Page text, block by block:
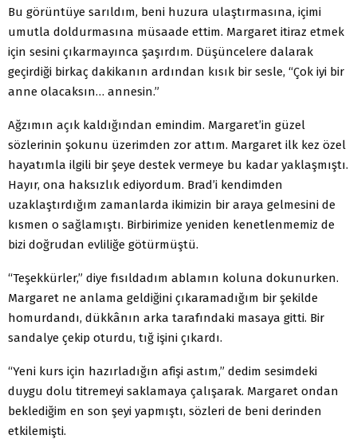
Bu görüntüye sarıldım, beni huzura ulaştırmasına, içimi
umutla doldurmasına müsaade ettim. Margaret itiraz etmek
için sesini çıkarmayınca şaşırdım. Düşüncelere dalarak
geçirdiği birkaç dakikanın ardından kısık bir sesle, “Çok iyi bir
anne olacaksın… annesin.”
Ağzımın açık kaldığından emindim. Margaret’in güzel
sözlerinin şokunu üzerimden zor attım. Margaret ilk kez özel
hayatımla ilgili bir şeye destek vermeye bu kadar yaklaşmıştı.
Hayır, ona haksızlık ediyordum. Brad’i kendimden
uzaklaştırdığım zamanlarda ikimizin bir araya gelmesini de
kısmen o sağlamıştı. Birbirimize yeniden kenetlenmemiz de
bizi doğrudan evliliğe götürmüştü.
“Teşekkürler,” diye fısıldadım ablamın koluna dokunurken.
Margaret ne anlama geldiğini çıkaramadığım bir şekilde
homurdandı, dükkânın arka tarafındaki masaya gitti. Bir
sandalye çekip oturdu, tığ işini çıkardı.
“Yeni kurs için hazırladığın afişi astım,” dedim sesimdeki
duygu dolu titremeyi saklamaya çalışarak. Margaret ondan
beklediğim en son şeyi yapmıştı, sözleri de beni derinden
etkilemişti.